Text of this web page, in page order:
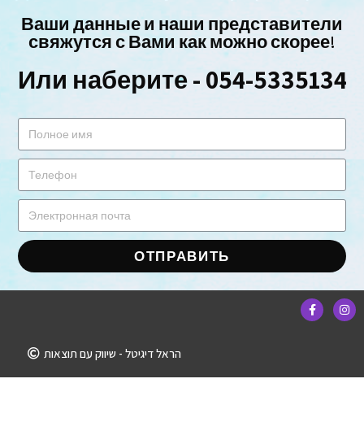
Ваши данные и наши представители
свяжутся с Вами как можно скорее!
Или наберите - 054-5335134
ОТПРАВИТЬ
הראל דיגיטל - שיווק עם תוצאות